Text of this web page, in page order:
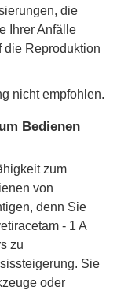
die
Ihrer Anfälle
die Reproduktion
nicht empfohlen.
Bedienen
zum
von
denn Sie
- 1 A
zu
Sie
oder